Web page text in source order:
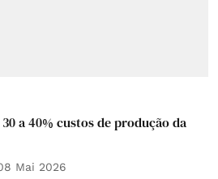
a 40% custos de produção da
Mai 2026